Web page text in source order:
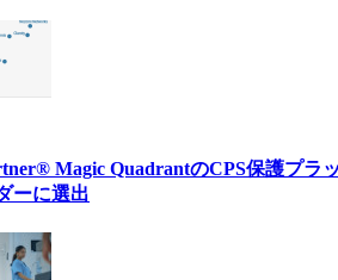
Magic QuadrantのCPS保護プラ
ーに選出